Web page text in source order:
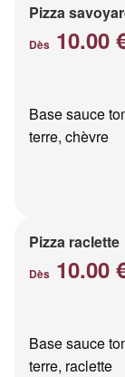
Pizza
Dès 10.00
Base sauce
terre, chèvre
Pizza raclette
Dès 10.00
Base sauce
terre, raclette